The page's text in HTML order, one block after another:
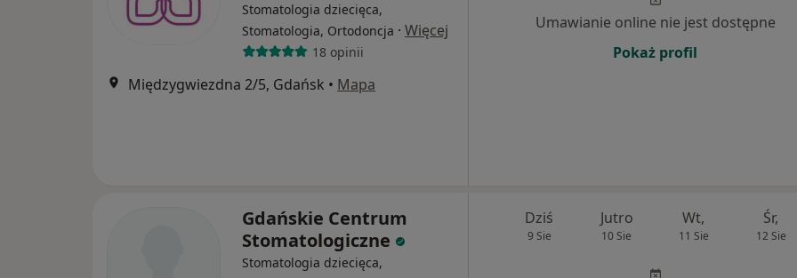
Stomatologia dziecięca,
Stomatologia, Ortodoncja · Więcej
18 opinii
Międzygwiezdna 2/5, Gdańsk • Mapa
Umawianie online nie jest dostępne
Pokaż profil
Gdańskie Centrum
Stomatologiczne
Stomatologia dziecięca,
Dziś
9 Sie
Jutro
10 Sie
Wt,
11 Sie
Śr,
12 Sie